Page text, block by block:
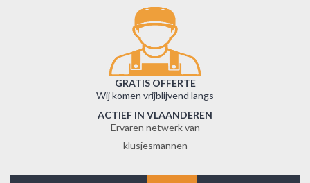
GRATIS OFFERTE
Wij komen vrijblijvend langs
ACTIEF IN VLAANDEREN
Ervaren netwerk van
klusjesmannen